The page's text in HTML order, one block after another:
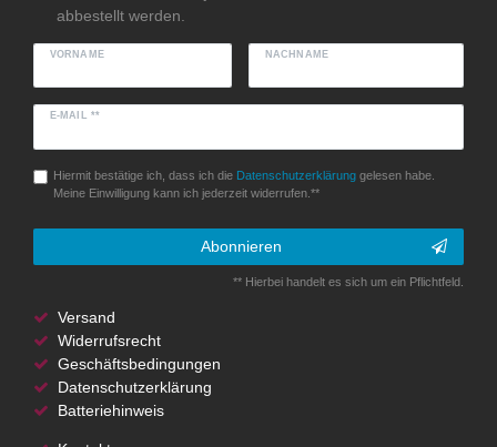
abbestellt werden.
VORNAME NACHNAME
E-MAIL **
Hiermit bestätige ich, dass ich die Daten­schutz­erklärunggelesen habe.
Meine Einwilligung kann ich jederzeit widerrufen.**
Abonnieren
** Hierbei handelt es sich um ein Pflichtfeld.
Versand
Widerrufsrecht
Geschäftsbedingungen
Datenschutzerklärung
Batteriehinweis